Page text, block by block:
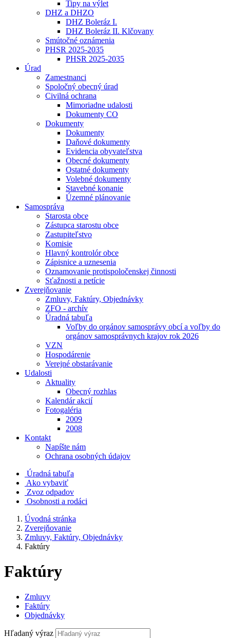
Tipy na výlet
DHZ a DHZO
DHZ Boleráz I.
DHZ Boleráz II. Klčovany
Smútočné oznámenia
PHSR 2025-2035
PHSR 2025-2035
Úrad
Zamestnanci
Spoločný obecný úrad
Civilná ochrana
Mimoriadne udalosti
Dokumenty CO
Dokumenty
Dokumenty
Daňové dokumenty
Evidencia obyvateľstva
Obecné dokumenty
Ostatné dokumenty
Volebné dokumenty
Stavebné konanie
Územné plánovanie
Samospráva
Starosta obce
Zástupca starostu obce
Zastupiteľstvo
Komisie
Hlavný kontrolór obce
Zápisnice a uznesenia
Oznamovanie protispoločenskej činnosti
Sťažnosti a petície
Zverejňovanie
Zmluvy, Faktúry, Objednávky
ZFO - archív
Úradná tabuľa
Voľby do orgánov samosprávy obcí a voľby do
orgánov samosprávnych krajov rok 2026
VZN
Hospodárenie
Verejné obstarávanie
Udalosti
Aktuality
Obecný rozhlas
Kalendár akcií
Fotogaléria
2009
2008
Kontakt
Napíšte nám
Ochrana osobných údajov
Úradná tabuľa
Ako vybaviť
Zvoz odpadov
Osobnosti a rodáci
Úvodná stránka
Zverejňovanie
Zmluvy, Faktúry, Objednávky
Faktúry
Faktúry
Zmluvy
Faktúry
Objednávky
Hľadaný výraz